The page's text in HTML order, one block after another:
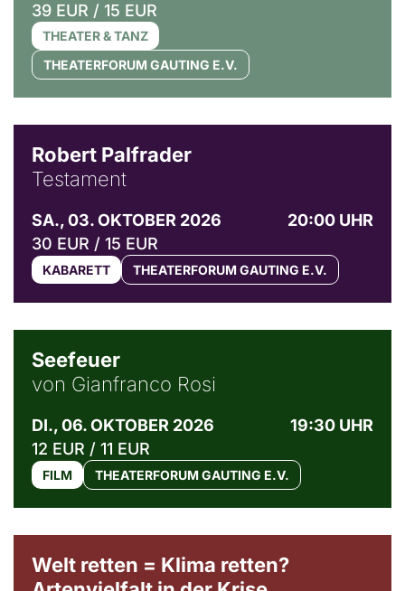
39 EUR / 15 EUR
THEATER & TANZ
THEATERFORUM GAUTING E.V.
Robert Palfrader
Testament
SA., 03. OKTOBER 2026
20:00 UHR
30 EUR / 15 EUR
KABARETT THEATERFORUM GAUTING E.V.
Seefeuer
von Gianfranco Rosi
DI., 06. OKTOBER 2026
19:30 UHR
12 EUR / 11 EUR
FILM THEATERFORUM GAUTING E.V.
Welt retten = Klima retten?